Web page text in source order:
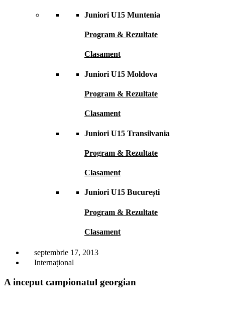
Juniori U15 Muntenia
Program & Rezultate
Clasament
Juniori U15 Moldova
Program & Rezultate
Clasament
Juniori U15 Transilvania
Program & Rezultate
Clasament
Juniori U15 București
Program & Rezultate
Clasament
septembrie 17, 2013
Internațional
A inceput campionatul georgian